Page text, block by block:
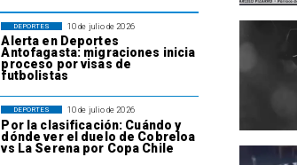
10 de julio de 2026
Alerta en Deportes
Antofagasta: migraciones inicia
proceso por visas de
futbolistas
DEPORTES
10 de julio de 2026
Por la clasificación: Cuándo y
dónde ver el duelo de Cobreloa
vs La Serena por Copa Chile
DEPORTES